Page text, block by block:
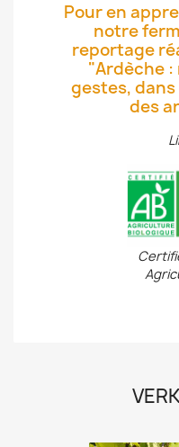
Pour en
notre
reportage
"Ardèche
gestes,
des